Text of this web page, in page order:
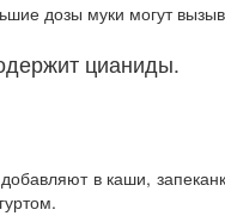
дозы муки могут
цианиды.
в каши,